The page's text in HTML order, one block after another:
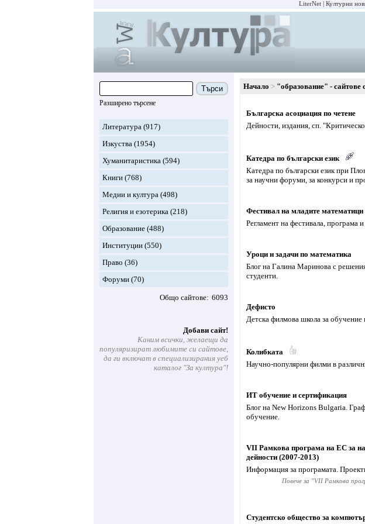
LiterNet Културни
Търси
Разширено търсене
Литература (917)
Изкуства (1954)
Хуманитаристика (594)
Книги (768)
Медии и култура (498)
Религия и езотерика (218)
Образование (488)
Институции (550)
Право (36)
Форуми (70)
Общо сайтове 6093
Добави сайт!
Каним всички, желаещи да
популяризират любимите си сайтове,
да ги включат в специализирания уеб
каталог "За култура"!
Начало "образование" - сайтове
Българска асоциация по четене
Дейности, издания, сп.
Катедра по български език
Катедра по български език при
за научни форуми, за конкурси и
Фестивал на младите математици
Регламент на фестивала, програма
Уроци и задачи по математика
Блог на Галина Маринова с
студенти.
Дефисто
Детска филмова школа за обучение
Колибката
Научно-популярни филми в
ИТ обучение и сертификация
Блог на New Horizons Bulgaria.
обучение.
VII Рамкова програма на ЕС за
дейности (2007-2013)
Информация за програмата.
Повече за "VII Рамкова
Студентско общество за